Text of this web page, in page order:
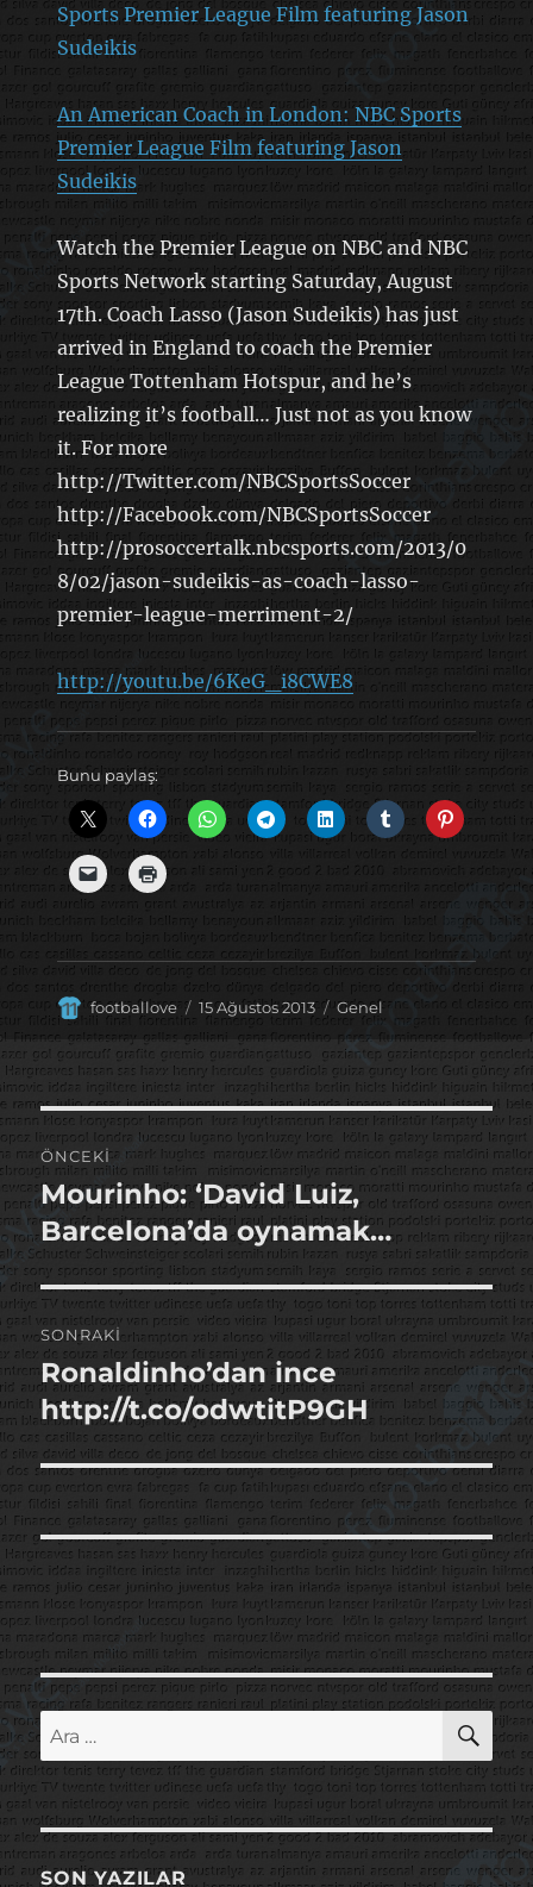
An American Coach in London: NBC Sports
Premier League Film featuring Jason
Sudeikis
Watch the Premier League on NBC and NBC
Sports Network starting Saturday, August
17th. Coach Lasso (Jason Sudeikis) has just
arrived in England to coach the Premier
League Tottenham Hotspur, and he’s
realizing it’s football… Just not as you know
it. For more
http://Twitter.com/NBCSportsSoccer
http://Facebook.com/NBCSportsSoccer
http://prosoccertalk.nbcsports.com/2013/0
8/02/jason-sudeikis-as-coach-lasso-
premier-league-merriment-2/
http://youtu.be/6KeG_i8CWE8
Bunu paylaş:
Yazar
footballove
Yayın
15 Ağustos 2013 Kategoriler
Genel
Yazı
gezinmesi
ÖNCEKI
Önceki
yazı:
Mourinho: ‘David Luiz,
Barcelona’da oynamak…
SONRAKI
Sonraki
yazı:
Ronaldinho’dan ince
http://t.co/odwtitP9GH
Ara:
SON YAZILAR